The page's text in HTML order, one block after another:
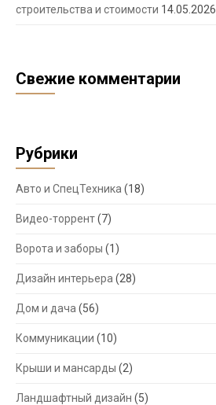
строительства и стоимости 14.05.2026
Свежие комментарии
Рубрики
Авто и СпецТехника (18)
Видео-торрент(7)
Ворота и заборы (1)
Дизайн интерьера (28)
Дом и дача (56)
Коммуникации (10)
Крыши и мансарды (2)
Ландшафтный дизайн (5)